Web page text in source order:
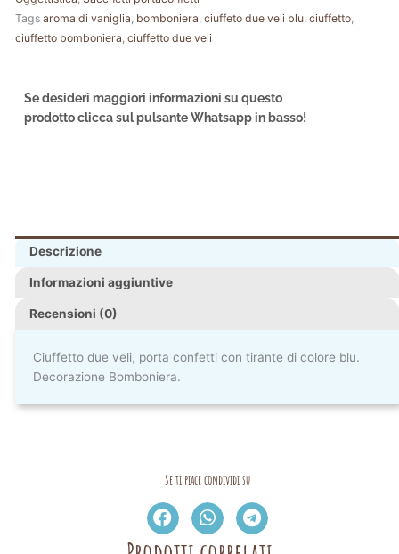
Tags aroma di vaniglia bomboniera ciuffeto due veli blu ciuffetto
ciuffetto bomboniera ciuffetto due veli
Se desideri maggiori informazioni su questo
prodotto clicca sul pulsante Whatsapp in basso!
Descrizione
Informazioni aggiuntive
Recensioni (0)
Ciuffetto due veli, porta confetti con tirante di colore blu.
Decorazione Bomboniera.
Se ti piace condividi su